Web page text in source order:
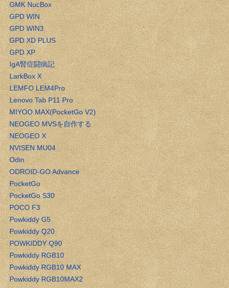
GMK NucBox
GPD WIN
GPD WIN3
GPD XD PLUS
GPD XP
IgA腎症闘病記
LarkBox X
LEMFO LEM4Pro
Lenovo Tab P11 Pro
MIYOO MAX(PocketGo V2)
NEOGEO MVSを自作する
NEOGEO X
NVISEN MU04
Odin
ODROID-GO Advance
PocketGo
PocketGo S30
POCO F3
Powkiddy G5
Powkiddy Q20
POWKIDDY Q90
Powkiddy RGB10
Powkiddy RGB10 MAX
Powkiddy RGB10MAX2